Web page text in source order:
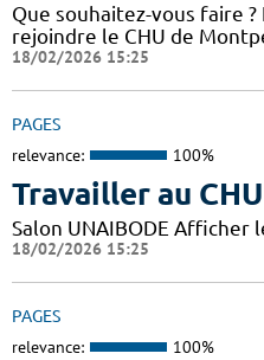
Que souhaitez-vous faire
rejoindre le CHU de
18/02/2026 15:25
PAGES
relevance: 100%
Travailler au
Salon UNAIBODE Afficher
18/02/2026 15:25
PAGES
relevance: 100%